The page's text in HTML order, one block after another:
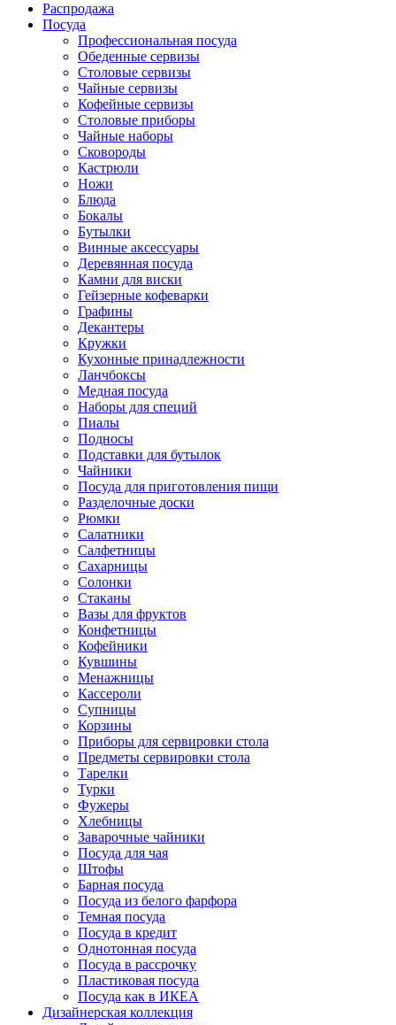
Распродажа
Посуда
Профессиональная посуда
Обеденные сервизы
Столовые сервизы
Чайные сервизы
Кофейные сервизы
Столовые приборы
Чайные наборы
Сковороды
Кастрюли
Ножи
Блюда
Бокалы
Бутылки
Винные аксессуары
Деревянная посуда
Камни для виски
Гейзерные кофеварки
Графины
Декантеры
Кружки
Кухонные принадлежности
Ланчбоксы
Медная посуда
Наборы для специй
Пиалы
Подносы
Подставки для бутылок
Чайники
Посуда для приготовления пищи
Разделочные доски
Рюмки
Салатники
Салфетницы
Сахарницы
Солонки
Стаканы
Вазы для фруктов
Конфетницы
Кофейники
Кувшины
Менажницы
Кассероли
Супницы
Корзины
Приборы для сервировки стола
Предметы сервировки стола
Тарелки
Турки
Фужеры
Хлебницы
Заварочные чайники
Посуда для чая
Штофы
Барная посуда
Посуда из белого фарфора
Темная посуда
Посуда в кредит
Однотонная посуда
Посуда в рассрочку
Пластиковая посуда
Посуда как в ИКЕА
Дизайнерская коллекция